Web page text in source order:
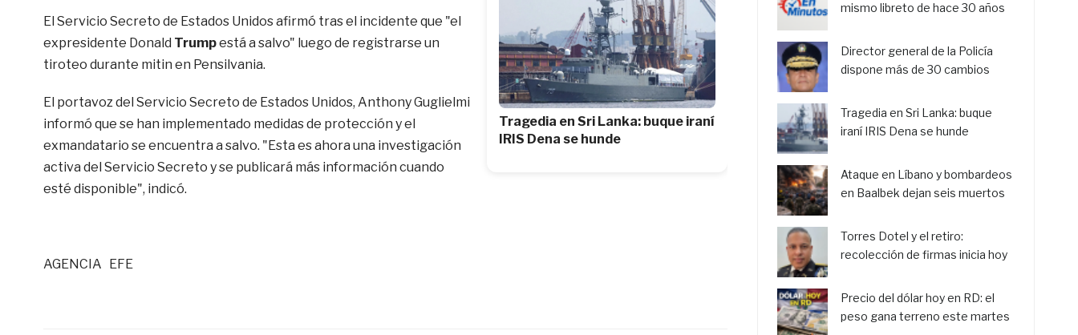
Tragedia en Sri Lanka: buque iraní
IRIS Dena se hunde
El Servicio Secreto de Estados Unidos afirmó tras el incidente que "el
expresidente Donald Trumpestá a salvo" luego de registrarse un
tiroteo durante mitin en Pensilvania.
El portavoz del Servicio Secreto de Estados Unidos, Anthony Guglielmi
informó que se han implementado medidas de protección y el
exmandatario se encuentra a salvo. "Esta es ahora una investigación
activa del Servicio Secreto y se publicará más información cuando
esté disponible", indicó.
AGENCIA EFE
mismo libreto de hace 30 años
Director general de la Policía
dispone más de 30 cambios
Tragedia en Sri Lanka: buque
iraní IRIS Dena se hunde
Ataque en Líbano y bombardeos
en Baalbek dejan seis muertos
Torres Dotel y el retiro:
recolección de firmas inicia hoy
Precio del dólar hoy en RD: el
peso gana terreno este martes